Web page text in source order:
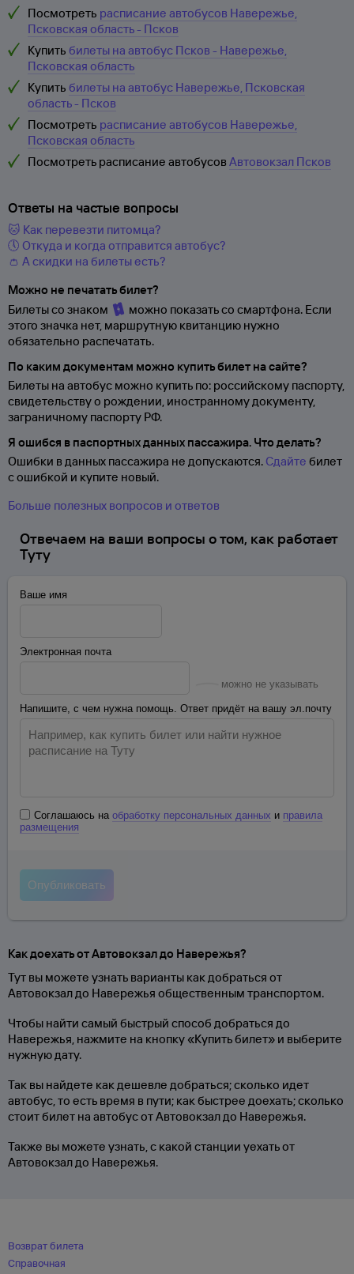
Посмотреть расписание автобусов Навережье,
Псковская область - Псков
Купить билеты на автобус Псков - Навережье,
Псковская область
Купить билеты на автобус Навережье, Псковская
область - Псков
Посмотреть расписание автобусов Навережье,
Псковская область
Посмотреть расписание автобусовАвтовокзал Псков
Ответы на частые вопросы
🐱 Как перевезти питомца?
🕔 Откуда и когда отправится автобус?
👛 А скидки на билеты есть?
Можно не печатать билет?
Билеты со знаком
можно показать со смартфона. Если
этого значка нет, маршрутную квитанцию нужно
обязательно распечатать.
По каким документам можно купить билет на сайте?
Билеты на автобус можно купить по: российскому паспорту,
свидетельству о рождении, иностранному документу,
заграничному паспорту РФ.
Я ошибся в паспортных данных пассажира. Что делать?
Ошибки в данных пассажира не допускаются. Сдайте билет
с ошибкой и купите новый.
Больше полезных вопросов и ответов
Отвечаем на ваши вопросы о том, как работает
Туту
Ваше имя
Электронная почта
можно не указывать
Напишите, с чем нужна помощь. Ответ придёт на вашу эл.почту
Соглашаюсь на обработку персональных данных и правила
размещения
Как доехать от Автовокзал до Навережья?
Тут вы можете узнать варианты как добраться от
Автовокзал до Навережья общественным транспортом.
Чтобы найти самый быстрый способ добраться до
Навережья, нажмите на кнопку «Купить билет» и выберите
нужную дату.
Так вы найдете как дешевле добраться; сколько идет
автобус, то есть время в пути; как быстрее доехать; сколько
стоит билет на автобус от Автовокзал до Навережья.
Также вы можете узнать, с какой станции уехать от
Автовокзал до Навережья.
Возврат билета
Справочная